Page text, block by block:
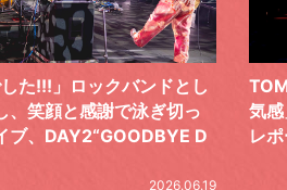
た!!!」ロックバンドとし
、笑顔と感謝で泳ぎ切っ
ブ、DAY2“GOODBYE D
2026.06.19
気
レ